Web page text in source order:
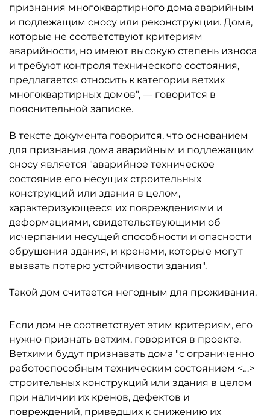
признания многоквартирного дома аварийным
и подлежащим сносу или реконструкции. Дома,
которые не соответствуют критериям
аварийности, но имеют высокую степень износа
и требуют контроля технического состояния,
предлагается относить к категории ветхих
многоквартирных домов", — говорится в
пояснительной записке.
В тексте документа говорится, что основанием
для признания дома аварийным и подлежащим
сносу является "аварийное техническое
состояние его несущих строительных
конструкций или здания в целом,
характеризующееся их повреждениями и
деформациями, свидетельствующими об
исчерпании несущей способности и опасности
обрушения здания, и кренами, которые могут
вызвать потерю устойчивости здания".
Такой дом считается негодным для проживания.
Если дом не соответствует этим критериям, его
нужно признать ветхим, говорится в проекте.
Ветхими будут признавать дома "с ограниченно
работоспособным техническим состоянием <…>
строительных конструкций или здания в целом
при наличии их кренов, дефектов и
повреждений, приведших к снижению их